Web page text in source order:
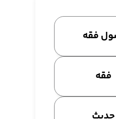
فقه
فقه